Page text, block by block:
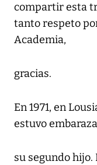
compartir esta
tanto respeto
Academia,
gracias.
En 1971, en
estuvo
su segundo hijo.